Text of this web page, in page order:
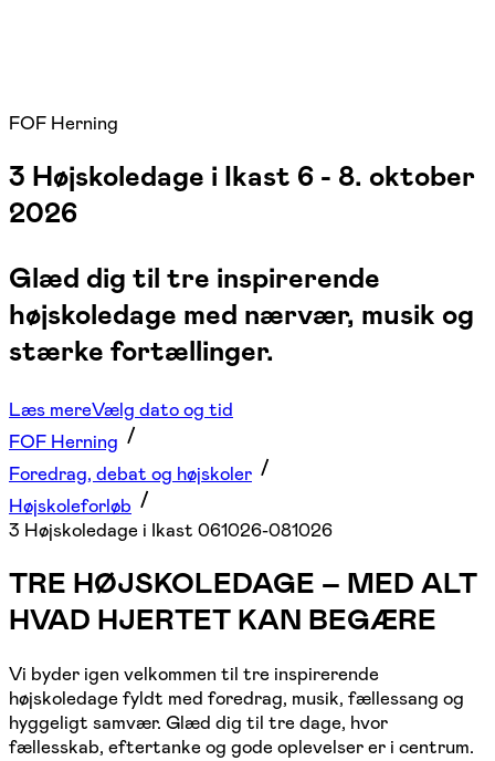
FOF Herning
3 Højskoledage i Ikast 6 - 8. oktober
2026
Glæd dig til tre inspirerende
højskole­dage med nærvær, musik og
stærke fortællinger.
Læs mereVælg dato og tid
FOF Herning
Foredrag, debat og højskoler
Højskoleforløb
3 Højskoledage i Ikast 061026-081026
TRE HØJSKOLEDAGE – MED ALT
HVAD HJERTET KAN BEGÆRE
Vi byder igen velkommen til tre inspirerende
højskoledage fyldt med foredrag, musik, fællessang og
hyggeligt samvær. Glæd dig til tre dage, hvor
fællesskab, eftertanke og gode oplevelser er i centrum.